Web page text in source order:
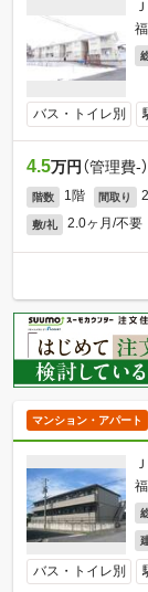
バス・トイレ別
4.5万円 （管理費-）
階数 1階 間取り
敷/礼 2.0ヶ月/不要
マンション・アパート
バス・トイレ別